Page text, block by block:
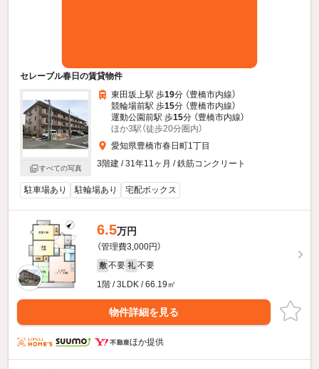
セレーブル春日の賃貸物件
すべての写真
東田坂上駅 歩19分 （豊橋市内線）
競輪場前駅 歩15分 （豊橋市内線）
運動公園前駅 歩15分 （豊橋市内線）
ほか3駅（徒歩20分圏内）
愛知県豊橋市春日町1丁目
3階建 / 31年11ヶ月 / 鉄筋コンクリート
駐車場あり 駐輪場あり 宅配ボックス
6.5万円
（管理費3,000円）
敷 不要 礼 不要
1階 / 3LDK / 66.19㎡
物件詳細を見る
ほか提供